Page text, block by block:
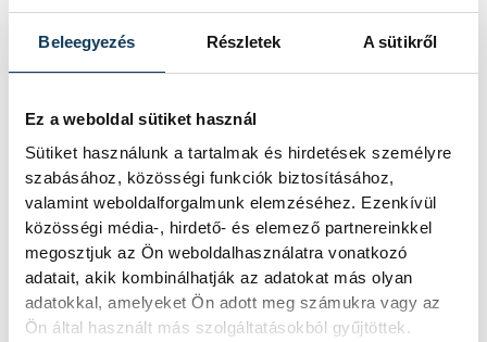
Beleegyezés Részletek A sütikről
Ez a weboldal sütiket használ
Sütiket használunk a tartalmak és hirdetések személyre
szabásához, közösségi funkciók biztosításához,
valamint weboldalforgalmunk elemzéséhez. Ezenkívül
közösségi média-, hirdető- és elemező partnereinkkel
megosztjuk az Ön weboldalhasználatra vonatkozó
adatait, akik kombinálhatják az adatokat más olyan
adatokkal, amelyeket Ön adott meg számukra vagy az
Ön által használt más szolgáltatásokból gyűjtöttek.
A Liverpoolt 2020 óta erősítette, a
Vörösökkel 2022-ben FA Kupát nyert és
ugyanabban az évben és 2024-ben pedig
elhódította a Ligakupát, míg idén angol
bajnoki címet nyert az együttessel.
A szeptembertől a magyarokkal azonos
világbajnoki selejtezőcsoportban szereplő
portugál válogatottban 2019-ben